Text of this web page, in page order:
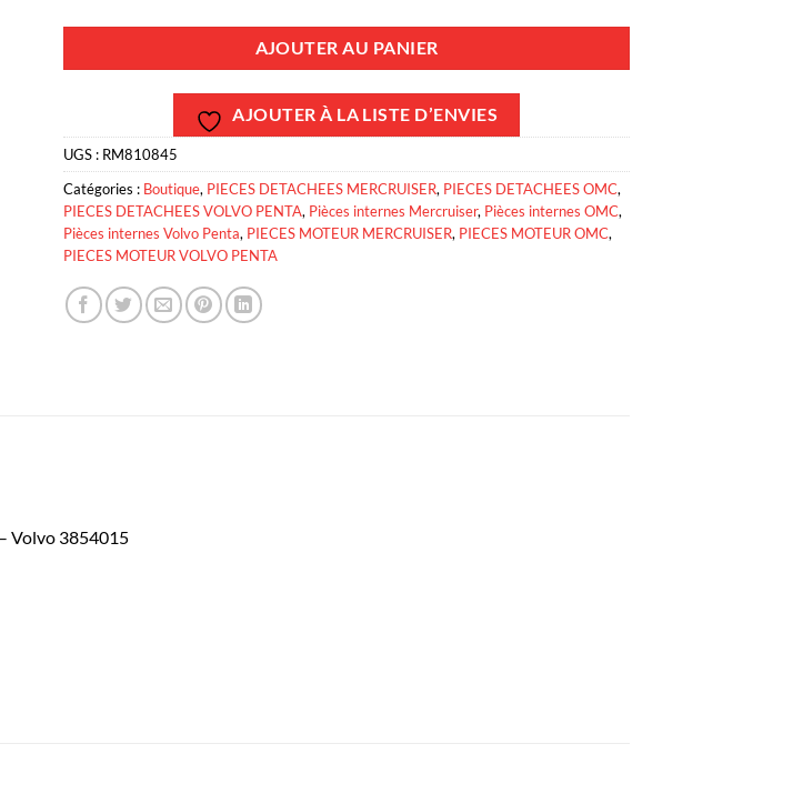
AJOUTER AU PANIER
AJOUTER À LA LISTE D’ENVIES
UGS : RM810845
Catégories : Boutique, PIECES DETACHEES MERCRUISER, PIECES DETACHEES OMC,
PIECES DETACHEES VOLVO PENTA, Pièces internes Mercruiser, Pièces internes OMC,
Pièces internes Volvo Penta, PIECES MOTEUR MERCRUISER, PIECES MOTEUR OMC,
PIECES MOTEUR VOLVO PENTA
Volvo 3854015